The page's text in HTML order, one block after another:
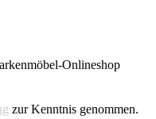
Onlineshop
zur Kenntnis genommen.